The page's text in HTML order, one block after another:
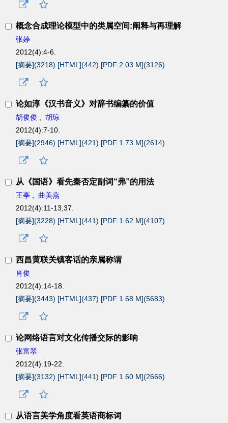
概念合成理论模型中的类属空间:阐释与再理解
张婷
2012(4):4-6.
[摘要](3218) [HTML](442) [PDF 2.03 M](3126)
论如淳《汉书音义》对辞书编纂的价值
胡俊俊 , 胡琼
2012(4):7-10.
[摘要](2946) [HTML](421) [PDF 1.73 M](2614)
从《国语》看先秦否定副词“弗”的用法
王亭 ,
曲美燕
2012(4):11-13,37.
[摘要](3228) [HTML](441) [PDF 1.62 M](4107)
西昌黄联关镇客话的亲属称谓
肖俊
2012(4):14-18.
[摘要](3443) [HTML](437) [PDF 1.68 M](5683)
论网络语言对文化传播交际的影响
张富翠
2012(4):19-22.
[摘要](3132) [HTML](441) [PDF 1.60 M](2666)
从语言美学角度看英语商标词